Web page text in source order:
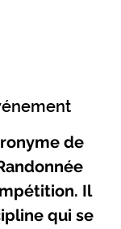
de
Il
qui se